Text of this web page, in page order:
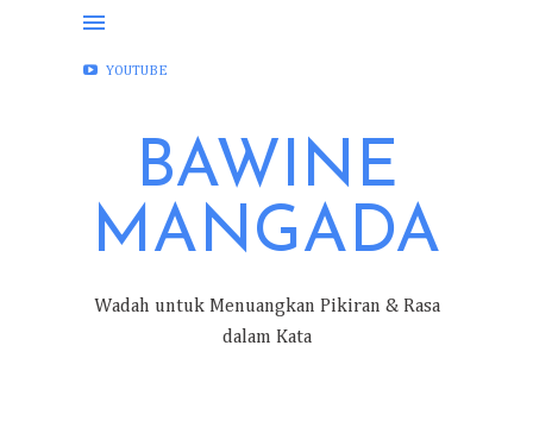
FACEBOOK
YOUTUBE
BAWINE
MANGADA
Wadah untuk Menuangkan Pikiran & Rasa
dalam Kata